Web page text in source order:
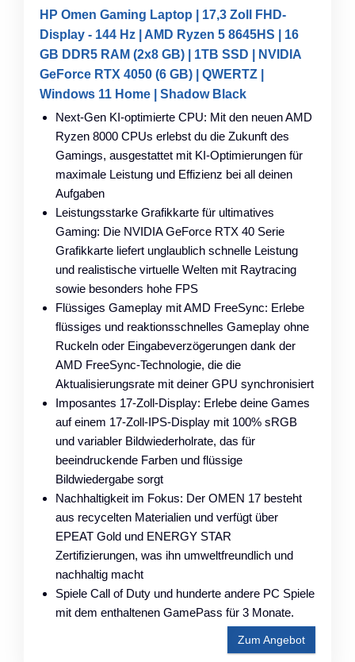
HP Omen Gaming Laptop | 17,3 Zoll FHD-
Display - 144 Hz | AMD Ryzen 5 8645HS | 16
GB DDR5 RAM (2x8 GB) | 1TB SSD | NVIDIA
GeForce RTX 4050 (6 GB) | QWERTZ |
Windows 11 Home | Shadow Black
Next-Gen KI-optimierte CPU: Mit den neuen AMD
Ryzen 8000 CPUs erlebst du die Zukunft des
Gamings, ausgestattet mit KI-Optimierungen für
maximale Leistung und Effizienz bei all deinen
Aufgaben
Leistungsstarke Grafikkarte für ultimatives
Gaming: Die NVIDIA GeForce RTX 40 Serie
Grafikkarte liefert unglaublich schnelle Leistung
und realistische virtuelle Welten mit Raytracing
sowie besonders hohe FPS
Flüssiges Gameplay mit AMD FreeSync: Erlebe
flüssiges und reaktionsschnelles Gameplay ohne
Ruckeln oder Eingabeverzögerungen dank der
AMD FreeSync-Technologie, die die
Aktualisierungsrate mit deiner GPU synchronisiert
Imposantes 17-Zoll-Display: Erlebe deine Games
auf einem 17-Zoll-IPS-Display mit 100% sRGB
und variabler Bildwiederholrate, das für
beeindruckende Farben und flüssige
Bildwiedergabe sorgt
Nachhaltigkeit im Fokus: Der OMEN 17 besteht
aus recycelten Materialien und verfügt über
EPEAT Gold und ENERGY STAR
Zertifizierungen, was ihn umweltfreundlich und
nachhaltig macht
Spiele Call of Duty und hunderte andere PC Spiele
mit dem enthaltenen GamePass für 3 Monate.
Zum Angebot